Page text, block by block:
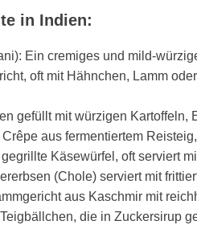
in Indien:
Ein cremiges und mild-
oft mit Hähnchen, Lamm
gefüllt mit würzigen Kartoffeln,
aus fermentiertem
Käsewürfel, oft serviert
(Chole) serviert mit
aus Kaschmir mit
die in Zuckersirup